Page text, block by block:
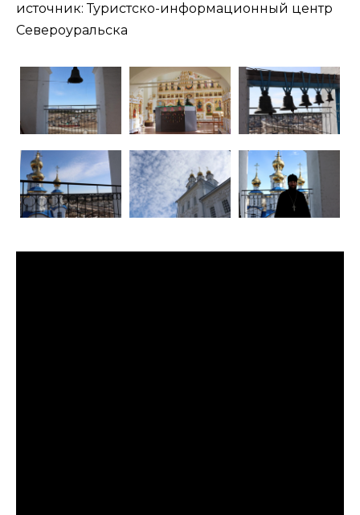
источник: Туристско-информационный центр
Североуральска